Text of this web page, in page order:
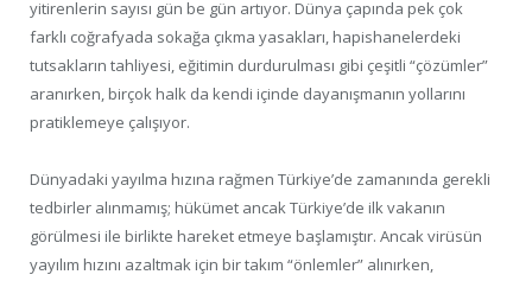
yitirenlerin sayısı gün be gün artıyor. Dünya çapında pek çok
farklı coğrafyada sokağa çıkma yasakları, hapishanelerdeki
tutsakların tahliyesi, eğitimin durdurulması gibi çeşitli “çözümler”
aranırken, birçok halk da kendi içinde dayanışmanın yollarını
pratiklemeye çalışıyor.
Dünyadaki yayılma hızına rağmen Türkiye’de zamanında gerekli
tedbirler alınmamış; hükümet ancak Türkiye’de ilk vakanın
görülmesi ile birlikte hareket etmeye başlamıştır. Ancak virüsün
yayılım hızını azaltmak için bir takım “önlemler” alınırken,